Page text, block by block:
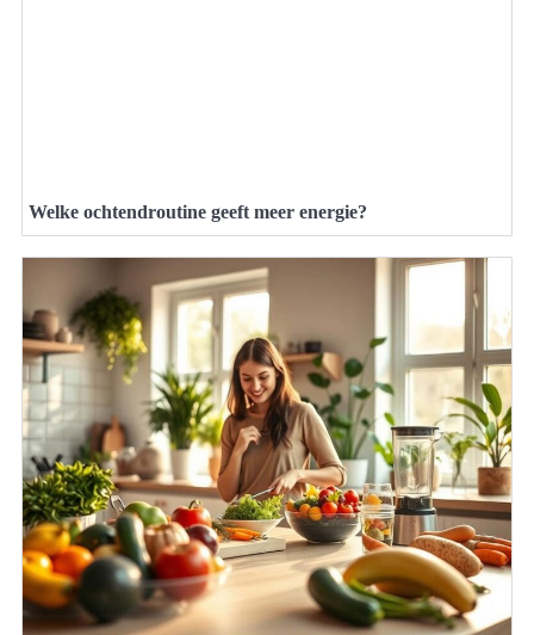
Welke ochtendroutine geeft meer energie?